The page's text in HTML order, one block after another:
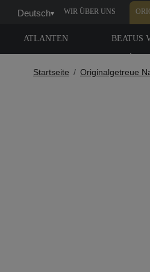
Deutsch▾ WIR ÜBER UNS
ATLANTEN BEATUS
Startseite Originalgetreue